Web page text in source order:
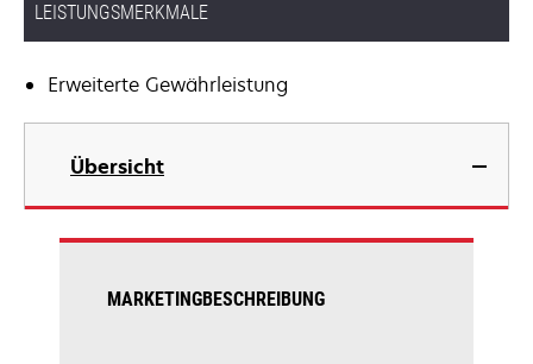
LEISTUNGSMERKMALE
Erweiterte Gewährleistung
Übersicht
MARKETINGBESCHREIBUNG